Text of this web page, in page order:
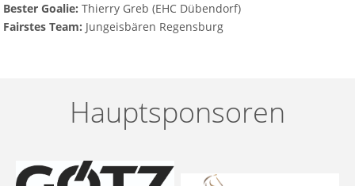
Bester Goalie:Thierry Greb (EHC Dübendorf)
Fairstes Team: Jungeisbären Regensburg
Hauptsponsoren